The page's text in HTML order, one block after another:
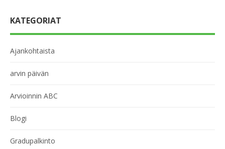
KATEGORIAT
Ajankohtaista
arvin päivän
Arvioinnin ABC
Blogi
Gradupalkinto